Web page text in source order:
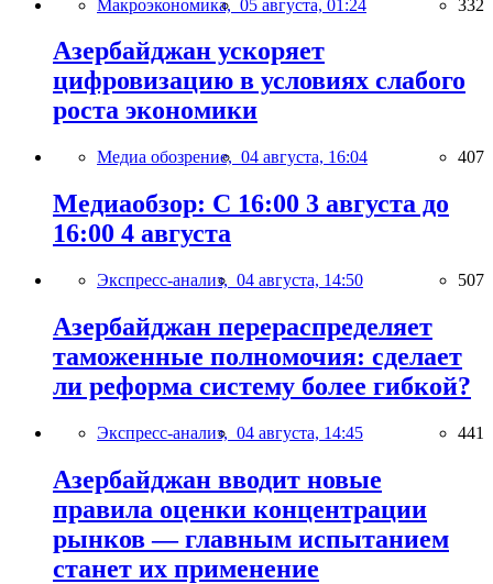
Макроэкономика, 05 августа, 01:24 332
Азербайджан ускоряет
цифровизацию в условиях слабого
роста экономики
Медиа обозрение, 04 августа, 16:04 407
Медиаобзор: С 16:00 3 августа до
16:00 4 августа
Экспресс-анализ, 04 августа, 14:50 507
Азербайджан перераспределяет
таможенные полномочия: сделает
ли реформа систему более гибкой?
Экспресс-анализ, 04 августа, 14:45 441
Азербайджан вводит новые
правила оценки концентрации
рынков — главным испытанием
станет их применение